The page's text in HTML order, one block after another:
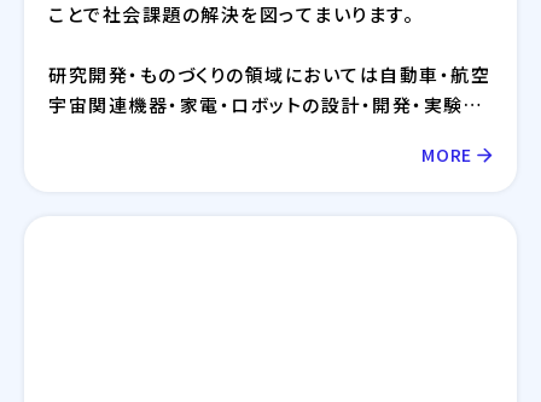
ことで社会課題の解決を図ってまいります。
研究開発・ものづくりの領域においては自動車・航空
宇宙関連機器・家電・ロボットの設計・開発・実験に
IT領域においては情報通信、IT/インターネット、EC
分野を中心とした幅広い業界に対してのシステム開
MORE